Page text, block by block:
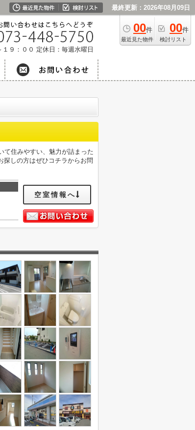
最終更新：2026年08月09日
00件
最近見た物件
00件
検討リスト
９：００ 定休日：毎週水曜日
て住みやすい、魅力が詰まった
探しの方はぜひコチラからお問
空室情報へ